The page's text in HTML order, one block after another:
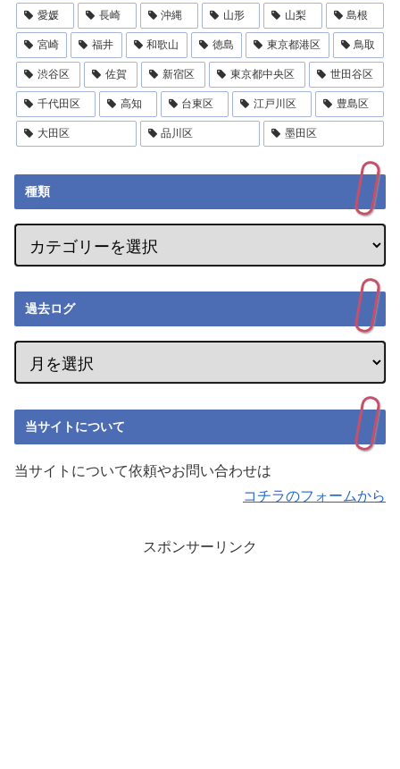
愛媛 長崎 沖縄 山形 山梨 島根
宮崎 福井 和歌山 徳島 東京都港区 鳥取
渋谷区 佐賀 新宿区 東京都中央区 世田谷区
千代田区 高知 台東区 江戸川区 豊島区
大田区 品川区 墨田区
種類
過去ログ
当サイトについて
当サイトについて依頼やお問い合わせは
コチラのフォームから
スポンサーリンク